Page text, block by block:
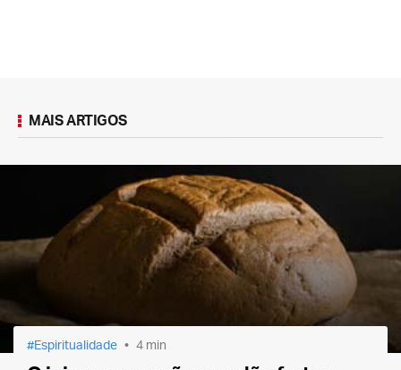
MAIS ARTIGOS
Espiritualidade 4 min